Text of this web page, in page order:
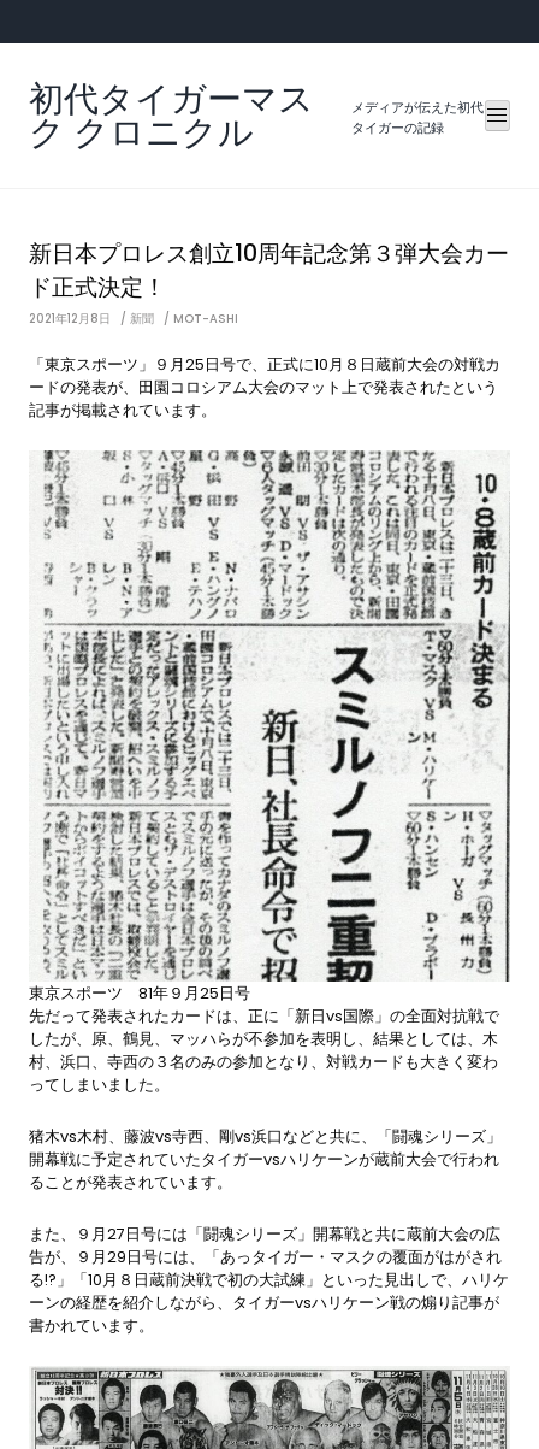
初代タイガーマス
ク クロニクル
メディアが伝えた初代
タイガーの記録
新日本プロレス創立10周年記念第３弾大会カー
ド正式決定！
2021年12月8日 新聞 MOT-ASHI
「東京スポーツ」９月25日号で、正式に10月８日蔵前大会の対戦カ
ードの発表が、田園コロシアム大会のマット上で発表されたという
記事が掲載されています。
東京スポーツ 81年９月25日号
先だって発表されたカードは、正に「新日vs国際」の全面対抗戦で
したが、原、鶴見、マッハらが不参加を表明し、結果としては、木
村、浜口、寺西の３名のみの参加となり、対戦カードも大きく変わ
ってしまいました。
猪木vs木村、藤波vs寺西、剛vs浜口などと共に、「闘魂シリーズ」
開幕戦に予定されていたタイガーvsハリケーンが蔵前大会で行われ
ることが発表されています。
また、９月27日号には「闘魂シリーズ」開幕戦と共に蔵前大会の広
告が、９月29日号には、「あっタイガー・マスクの覆面がはがされ
る!?」「10月８日蔵前決戦で初の大試練」といった見出しで、ハリケ
ーンの経歴を紹介しながら、タイガーvsハリケーン戦の煽り記事が
書かれています。